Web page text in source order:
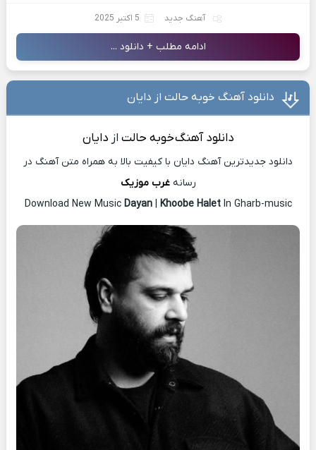
آهنگ جدید 5 اکتبر 2025
ادامه مطلب + دانلود ...
دانلود آهنگ خوبه حالت از دایان
دانلود آهنگخوبه حالت از دایان
دانلود جدیدترین آهنگ دایان با کیفیت بالا به همراه متن آهنگ در
رسانهغرب موزیک
Download New Music Dayan| Khoobe HaletIn Gharb-music